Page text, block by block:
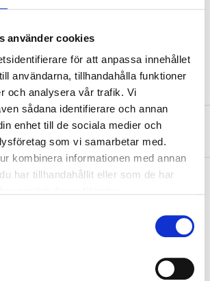
använder cookies
för att anpassa innehållet
användarna, tillhandahålla funktioner
och analysera vår trafik. Vi
sådana identifierare och annan
enhet till de sociala medier och
som vi samarbetar med.
kombinera informationen med annan
har tillhandahållit eller som de har
Hot-dip galvanized, FZV
195 mm
local store within 2 hours! For more information